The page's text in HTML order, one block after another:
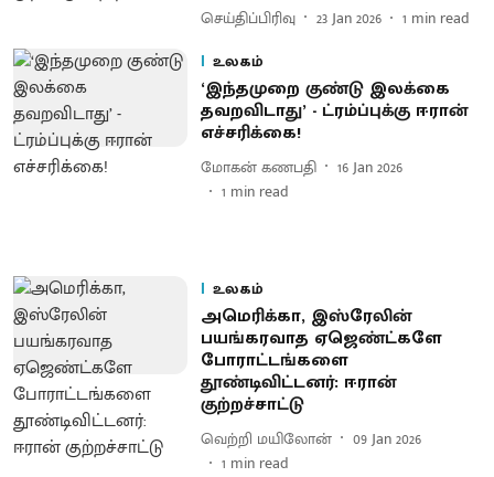
செய்திப்பிரிவு 23 Jan 2026 1 min read
உலகம்
‘இந்தமுறை குண்டு இலக்கை
தவறவிடாது’ - ட்ரம்ப்புக்கு ஈரான்
எச்சரிக்கை!
மோகன் கணபதி
16 Jan 2026
1 min read
உலகம்
அமெரிக்கா, இஸ்ரேலின்
பயங்கரவாத ஏஜெண்ட்களே
போராட்டங்களை
தூண்டிவிட்டனர்: ஈரான்
குற்றச்சாட்டு
வெற்றி மயிலோன்
09 Jan 2026
1 min read